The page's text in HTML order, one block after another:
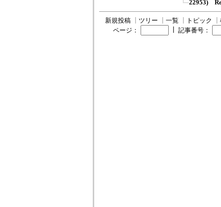
22953)
新規投稿 ツリー 一覧 トピック
ページ：
記事番号：